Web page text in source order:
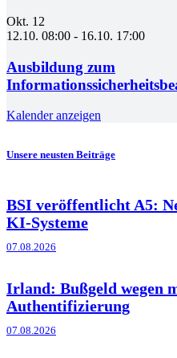
Okt. 12
12.10. 08:00 - 16.10. 17:00
Ausbildung zum
Kalender anzeigen
Unsere neusten Beiträge
BSI veröffentlicht A5:
KI-Systeme
07.08.2026
Irland: Bußgeld wegen
Authentifizierung
07.08.2026